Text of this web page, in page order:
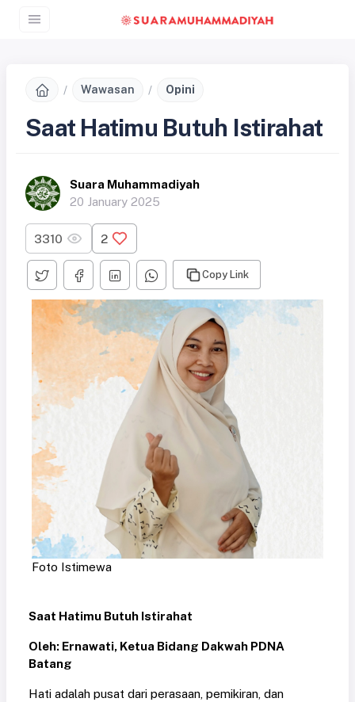
Wawasan Opini
Saat Hatimu Butuh Istirahat
Suara Muhammadiyah
20 January 2025
3310 2
Copy Link
Foto Istimewa
Saat Hatimu Butuh Istirahat
Oleh: Ernawati, Ketua Bidang Dakwah PDNA
Batang
Hati adalah pusat dari perasaan, pemikiran, dan